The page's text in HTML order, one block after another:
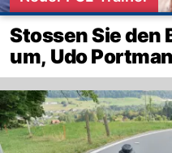
Stossen Sie den
um, Udo